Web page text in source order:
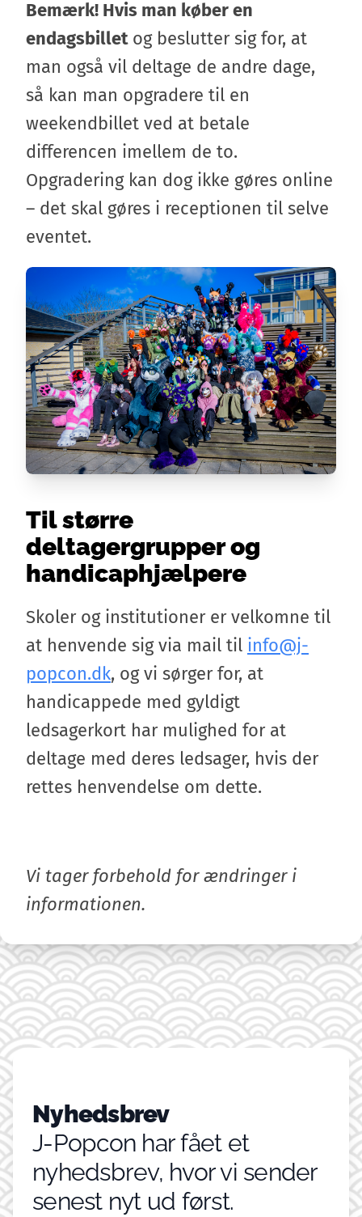
Bemærk! Hvis man køber en
endagsbilletog beslutter sig for, at
man også vil deltage de andre dage,
så kan man opgradere til en
weekendbillet ved at betale
differencen imellem de to.
Opgradering kan dog ikke gøres online
– det skal gøres i receptionen til selve
eventet.
Til større
deltagergrupper og
handicaphjælpere
Skoler og institutioner er velkomne til
at henvende sig via mail til info@j-
popcon.dk, og vi sørger for, at
handicappede med gyldigt
ledsagerkort har mulighed for at
deltage med deres ledsager, hvis der
rettes henvendelse om dette.
Vi tager forbehold for ændringer i
informationen.
Nyhedsbrev
J-Popcon har fået et
nyhedsbrev, hvor vi sender
senest nyt ud først.